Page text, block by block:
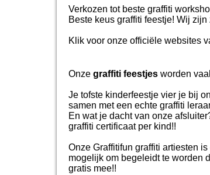
Verkozen tot beste graffiti
Beste keus graffiti feestje! Wij
Klik voor onze officiële websites
Onze graffiti feestjes worden
Je tofste kinderfeestje vier je bij
samen met een echte graffiti
En wat je dacht van onze
graffiti certificaat per kind!!
Onze Graffitifun graffiti artiesten
mogelijk om begeleidt te worden
gratis mee!!